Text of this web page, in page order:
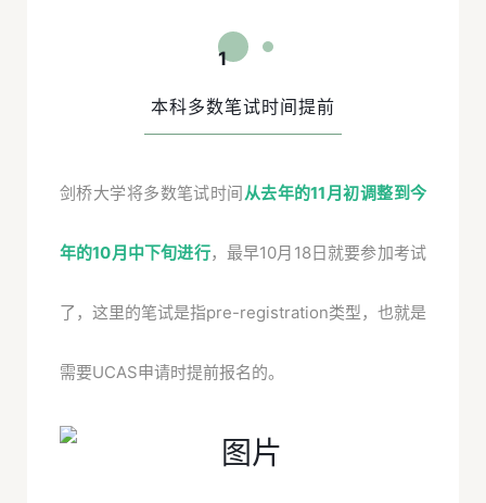
1
本科多数笔试时间提前
剑桥大学将多数笔试时间从去年的11月初调整到今
年的10月中下旬进行，最早10月18日就要参加考试
了，这里的笔试是指pre-registration类型，也就是
需要UCAS申请时提前报名的。